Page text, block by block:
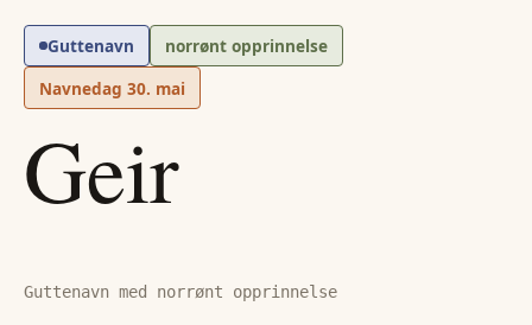
Guttenavn
norrønt opprinnelse
Navnedag 30. mai
Geir
Guttenavn med norrønt opprinnelse